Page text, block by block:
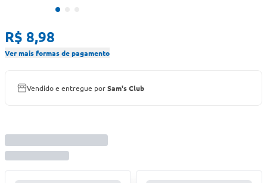
R$ 8,98
Ver mais formas de pagamento
Vendido e entregue porSam's Club